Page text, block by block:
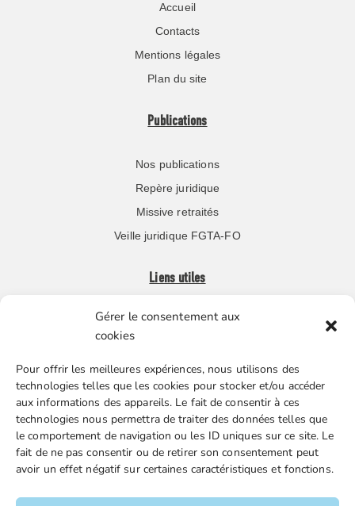
Gérer le consentement aux
cookies
Pour offrir les meilleures expériences, nous utilisons des
technologies telles que les cookies pour stocker et/ou accéder
aux informations des appareils. Le fait de consentir à ces
technologies nous permettra de traiter des données telles que
le comportement de navigation ou les ID uniques sur ce site. Le
fait de ne pas consentir ou de retirer son consentement peut
avoir un effet négatif sur certaines caractéristiques et fonctions.
Accueil
Contacts
Mentions légales
Plan du site
Publications
Nos publications
Repère juridique
Missive retraités
Veille juridique FGTA-FO
Liens utiles
Boutique en ligne
Nos partenaires
Gestion des cookies
FGTA-FO / 15 avenue Victor Hugo – 92170 Vanves / 01 86